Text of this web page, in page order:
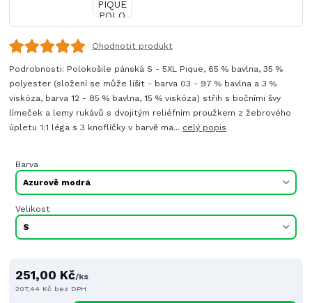
Ohodnotit produkt
Podrobnosti: Polokošile pánská S - 5XL Pique, 65 % bavlna, 35 %
polyester (složení se může lišit - barva 03 - 97 % bavlna a 3 %
viskóza, barva 12 - 85 % bavlna, 15 % viskóza) střih s bočními švy
límeček a lemy rukávů s dvojitým reliéfním proužkem z žebrového
úpletu 1:1 léga s 3 knoflíčky v barvě ma... celý popis
Barva
Velikost
251,00 Kč/ks
207,44 Kč bez DPH